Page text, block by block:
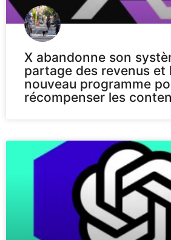
X abandonne son
partage des revenus et
nouveau programme
récompenser les